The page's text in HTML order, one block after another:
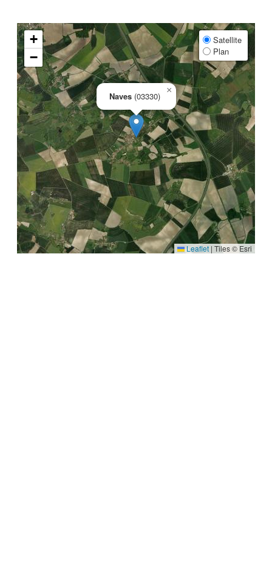
Naves (03330)
×
+
−
Satellite
Plan
Leaflet | Tiles © Esri